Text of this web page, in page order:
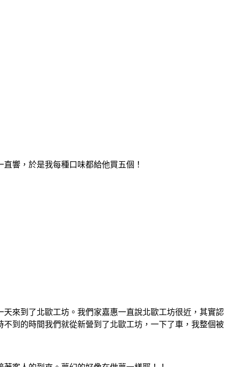
響，於是我每種口味都給他買五個！
來到了北歐工坊。我們家嘉惠一直說北歐工坊很近，其實認
到的時間我們就從新營到了北歐工坊，一下了車，我整個被